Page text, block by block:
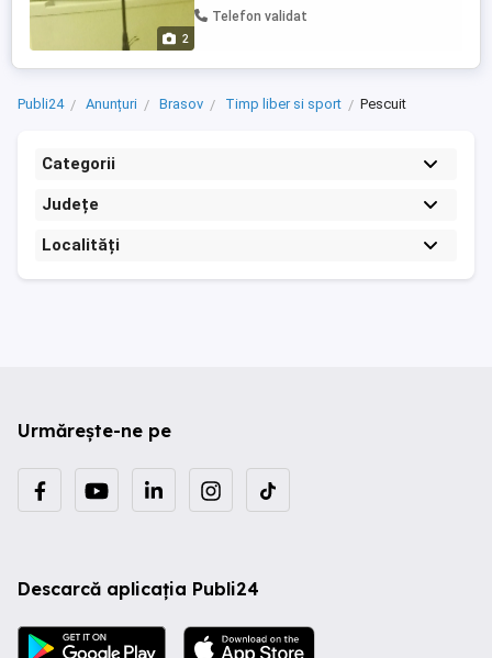
2
transport prin Posta romnă cu plată de ...
Telefon validat
Publi24 Anunțuri Brasov Timp liber si sport Pescuit
Categorii
Județe
Localități
Urmărește-ne pe
Descarcă aplicația Publi24